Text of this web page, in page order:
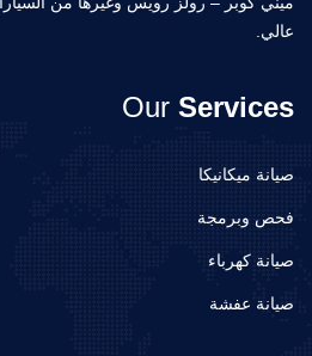
عالي.
Our Services
صيانة ميكانيكا
فحص وبرمجة
صيانة كهرباء
صيانة عفشة